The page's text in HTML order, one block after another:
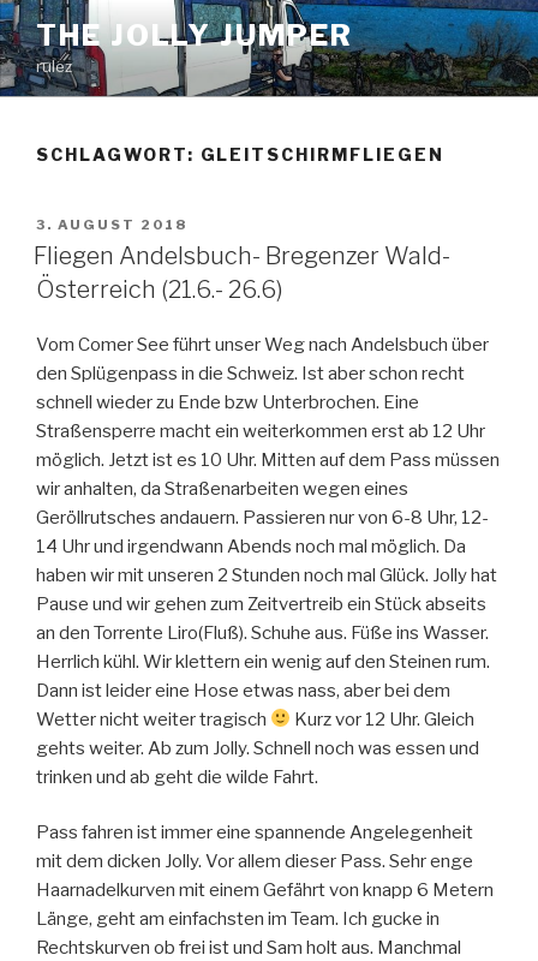
Zum
Inhalt
springen
THE JOLLY JUMPER
rulez
SCHLAGWORT: GLEITSCHIRMFLIEGEN
VERÖFFENTLICHT
AM
3. AUGUST 2018
Fliegen Andelsbuch- Bregenzer Wald-
Österreich (21.6.- 26.6)
Vom Comer See führt unser Weg nach Andelsbuch über
den Splügenpass in die Schweiz. Ist aber schon recht
schnell wieder zu Ende bzw Unterbrochen. Eine
Straßensperre macht ein weiterkommen erst ab 12 Uhr
möglich. Jetzt ist es 10 Uhr. Mitten auf dem Pass müssen
wir anhalten, da Straßenarbeiten wegen eines
Geröllrutsches andauern. Passieren nur von 6-8 Uhr, 12-
14 Uhr und irgendwann Abends noch mal möglich. Da
haben wir mit unseren 2 Stunden noch mal Glück. Jolly hat
Pause und wir gehen zum Zeitvertreib ein Stück abseits
an den Torrente Liro(Fluß). Schuhe aus. Füße ins Wasser.
Herrlich kühl. Wir klettern ein wenig auf den Steinen rum.
Dann ist leider eine Hose etwas nass, aber bei dem
Wetter nicht weiter tragisch
Kurz vor 12 Uhr. Gleich
gehts weiter. Ab zum Jolly. Schnell noch was essen und
trinken und ab geht die wilde Fahrt.
Pass fahren ist immer eine spannende Angelegenheit
mit dem dicken Jolly. Vor allem dieser Pass. Sehr enge
Haarnadelkurven mit einem Gefährt von knapp 6 Metern
Länge, geht am einfachsten im Team. Ich gucke in
Rechtskurven ob frei ist und Sam holt aus. Manchmal